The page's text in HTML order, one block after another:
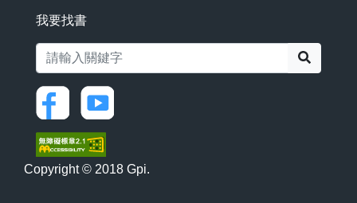
我要找書
Copyright © 2018 Gpi.